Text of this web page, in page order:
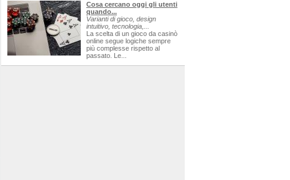
Cosa cercano oggi gli utenti
quando...
Varianti di gioco, design
intuitivo, tecnologia,...
La scelta di un gioco da casinò
online segue logiche sempre
più complesse rispetto al
passato. Le...